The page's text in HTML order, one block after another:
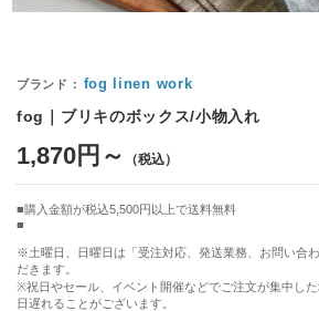
fog linen work
fog｜ブリキのボックス/小物入れ
1,870円～
購入金額が税込5,500円以上で送料無料
※土曜日、日曜日は「受注対応、発送業務、お問い合
だきます。
※祝日やセール、イベント開催などでご注文が集中し
日遅れることがございます。